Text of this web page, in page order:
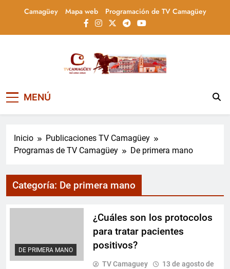
Camagüey Mapa web Programación de TV Camagüey
Televisión Camagüey,
Cuba
informa, educa y entretiene con contenidos
la actualidad nacional
MENÚ
Inicio
Publicaciones TV Camagüey
Programas de TV Camagüey
De primera mano
Categoría: De primera mano
DE PRIMERA MANO
¿Cuáles son los protocolos
para tratar pacientes
positivos?
TV Camaguey
13 de agosto de